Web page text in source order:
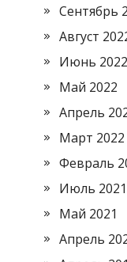
Сентябрь
Август
Июнь 2022
Май 2022
Апрель
Март 2022
Февраль
Июль 2021
Май 2021
Апрель